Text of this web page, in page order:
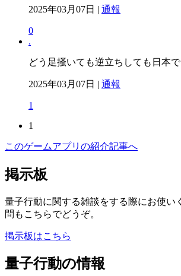
2025年03月07日 | 通報
0
.
どう足掻いても逆立ちしても日本
2025年03月07日 | 通報
1
1
このゲームアプリの紹介記事へ
掲示板
量子行動に関する雑談をする際にお使い
問もこちらでどうぞ。
掲示板はこちら
量子行動の情報